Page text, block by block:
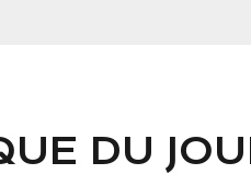
DU